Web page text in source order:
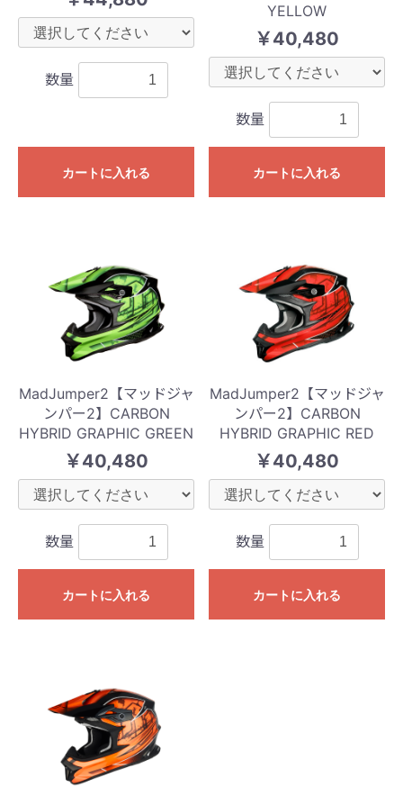
数量
カートに入れる
YELLOW
￥40,480
数量
カートに入れる
MadJumper2【マッドジャ
ンパー2】CARBON
HYBRID GRAPHIC GREEN
￥40,480
数量
カートに入れる
MadJumper2【マッドジャ
ンパー2】CARBON
HYBRID GRAPHIC RED
￥40,480
数量
カートに入れる